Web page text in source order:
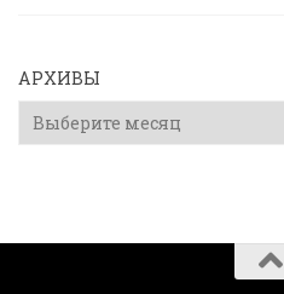
АРХИВЫ
Архивы